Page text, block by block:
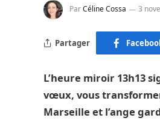
ParCéline Cossa 3
Partager
L’heure miroir 13h13
vœux, vous
Marseille et l’ange